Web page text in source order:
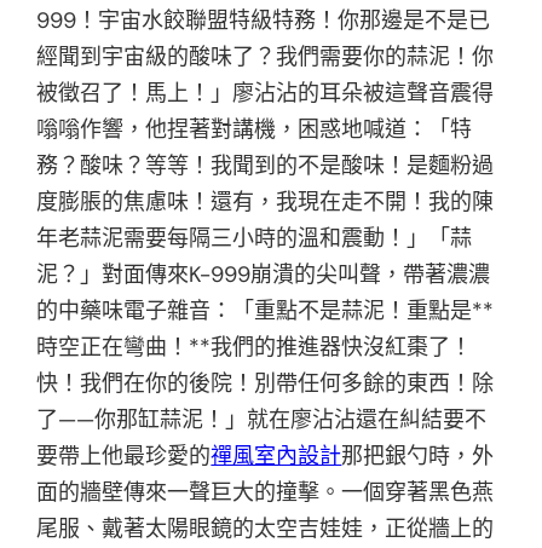
999！宇宙水餃聯盟特級特務！你那邊是不是已
經聞到宇宙級的酸味了？我們需要你的蒜泥！你
被徵召了！馬上！」廖沾沾的耳朵被這聲音震得
嗡嗡作響，他捏著對講機，困惑地喊道：「特
務？酸味？等等！我聞到的不是酸味！是麵粉過
度膨脹的焦慮味！還有，我現在走不開！我的陳
年老蒜泥需要每隔三小時的溫和震動！」「蒜
泥？」對面傳來K-999崩潰的尖叫聲，帶著濃濃
的中藥味電子雜音：「重點不是蒜泥！重點是**
時空正在彎曲！**我們的推進器快沒紅棗了！
快！我們在你的後院！別帶任何多餘的東西！除
了——你那缸蒜泥！」就在廖沾沾還在糾結要不
要帶上他最珍愛的禪風室內設計那把銀勺時，外
面的牆壁傳來一聲巨大的撞擊。一個穿著黑色燕
尾服、戴著太陽眼鏡的太空吉娃娃，正從牆上的